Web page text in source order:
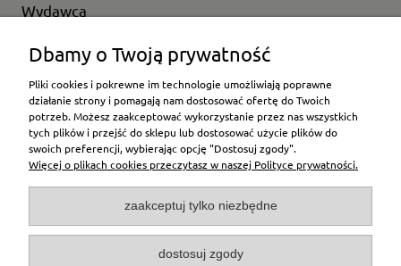
Wydawca
Wybierz producenta
Moje konto
Płatności i dostawa
Pomoc
O firmie
Dbamy o Twoją prywatność
Pliki cookies i pokrewne im technologie umożliwiają poprawne
działanie strony i pomagają nam dostosować ofertę do Twoich
potrzeb. Możesz zaakceptować wykorzystanie przez nas wszystkich
tych plików i przejść do sklepu lub dostosować użycie plików do
swoich preferencji, wybierając opcję "Dostosuj zgody".
Więcej o plikach cookies przeczytasz w naszej Polityce prywatności.
zaakceptuj tylko niezbędne
dostosuj zgody